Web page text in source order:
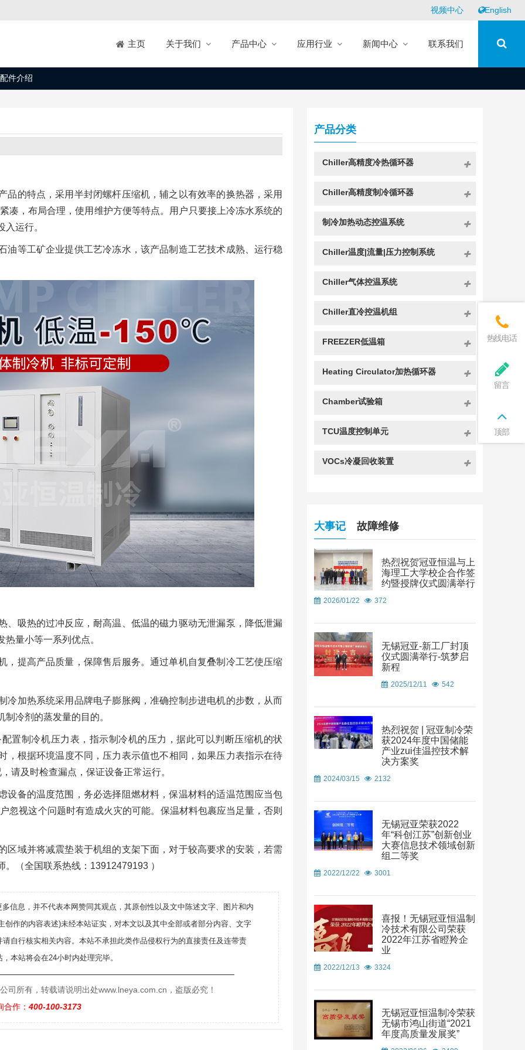
视频中心 English
主页 关于我们 产品中心 应用行业 新闻中心 联系我们
件介绍
品的特点，采用半封闭螺杆压缩机，辅之以有效率的换热器，采用
凑，布局合理，使用维护方便等特点。用户只要接上冷冻水系统的
运行。
油等工矿企业提供工艺冷冻水，该产品制造工艺技术成熟、运行稳
、吸热的过冲反应，耐高温、低温的磁力驱动无泄漏泵，降低泄漏
量小等一系列优点。
，提高产品质量，保障售后服务。通过单机自复叠制冷工艺使压缩
冷加热系统采用品牌电子膨胀阀，准确控制步进电机的步数，从而
冷剂的蒸发量的目的。
置制冷机压力表，指示制冷机的压力，据此可以判断压缩机的状
，根据环境温度不同，压力表示值也不相同，如果压力表指示在待
请及时检查漏点，保证设备正常运行。
设备的温度范围，务必选择阻燃材料，保温材料的适温范围应当包
视这个问题时有造成火灾的可能。保温材料包裹应当足量，否则
区域并将减震垫装于机组的支架下面，对于较高要求的安装，若需
（全国联系热线：13912479193 ）
信息，并不代表本网赞同其观点，其原创性以及文中陈述文字、图片和内
作的内容表述)未经本站证实，对本文以及其中全部或者部分内容、文字
自行核实相关内容。本站不承担此类作品侵权行为的直接责任及连带责
本站将会在24小时内处理完毕。
司所有，转载请说明出处www.lneya.com.cn，盗版必究！
合作： 400-100-3173
产品分类
Chiller高精度冷热循环器
Chiller高精度制冷循环器
制冷加热动态控温系统
Chiller温度|流量|压力控制系统
Chiller气体控温系统
Chiller直冷控温机组
FREEZER低温箱
Heating Circulator加热循环器
Chamber试验箱
TCU温度控制单元
VOCs冷凝回收装置
大事记 故障维修
热烈祝贺冠亚恒温与上
海理工大学校企合作签
约暨授牌仪式圆满举行
2026/01/22 372
无锡冠亚-新工厂封顶
仪式圆满举行-筑梦启
新程
2025/12/11 542
热烈祝贺 | 冠亚制冷荣
获2024年度中国储能
产业zui佳温控技术解
决方案奖
2024/03/15 2132
无锡冠亚荣获2022
年“科创江苏”创新创业
大赛信息技术领域创新
组二等奖
2022/12/22 3001
喜报！无锡冠亚恒温制
冷技术有限公司荣获
2022年江苏省瞪羚企
业
2022/12/13 3324
无锡冠亚恒温制冷荣获
无锡市鸿山街道“2021
年度高质量发展奖”
热线电话
留言
顶部